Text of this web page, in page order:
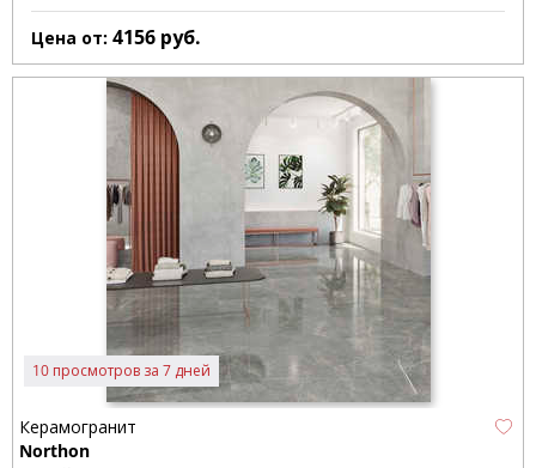
Цена от: 4156 руб.
10 просмотров за 7 дней
Керамогранит
Northon